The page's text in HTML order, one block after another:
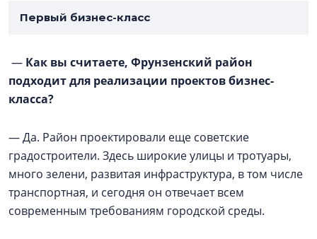
Первый бизнес-класс
— Как вы считаете, Фрунзенский район
подходит для реализации проектов бизнес-
класса?
— Да. Район проектировали еще советские
градостроители. Здесь широкие улицы и тротуары,
много зелени, развитая инфраструктура, в том числе
транспортная, и сегодня он отвечает всем
современным требованиям городской среды.